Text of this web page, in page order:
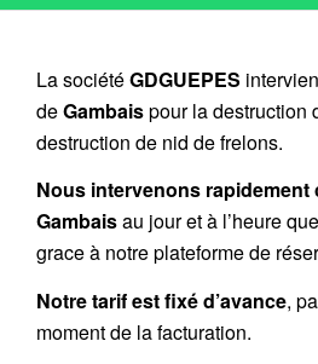
La sociétéGDGUEPES
deGambaispour la destruction
destruction de nid de frelons.
Nous intervenons rapidement
Gambaisau jour et à l’heure
grace à notre plateforme de
Notre tarif est fixé d’avance,
moment de la facturation.